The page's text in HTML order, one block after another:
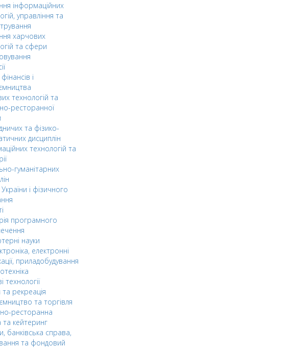
інформаційних
управління та
харчових
та сфери
і
технологій та
ресторанної
та фізико-
дисциплін
технологій та
гуманітарних
і фізичного
програмного
науки
електронні
приладобудування
технології
рекреація
та торгівля
ресторанна
та кейтеринг
банківська справа,
та фондовий